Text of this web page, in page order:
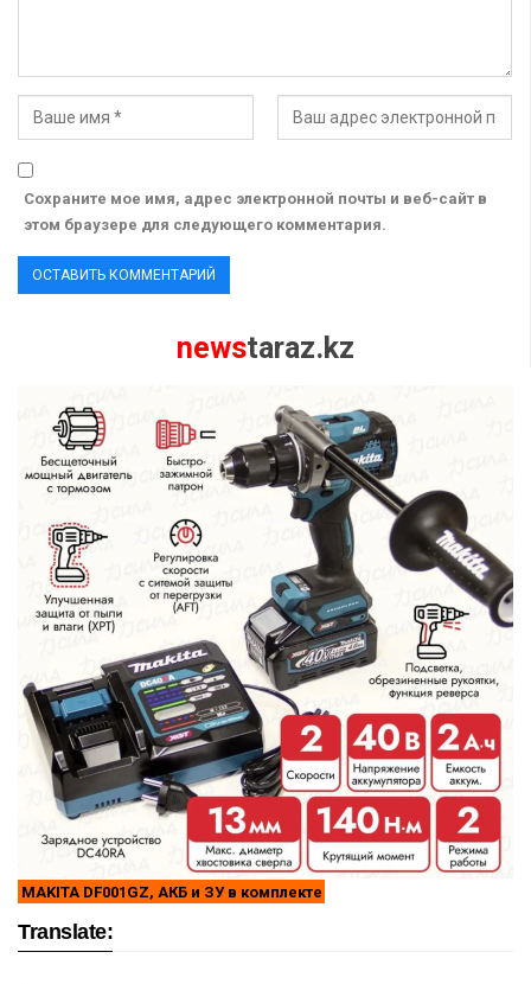
Сохраните мое имя, адрес электронной почты и веб-сайт в
этом браузере для следующего комментария.
newstaraz.kz
MAKITA DF001GZ, АКБ и ЗУ в комплекте
Translate: